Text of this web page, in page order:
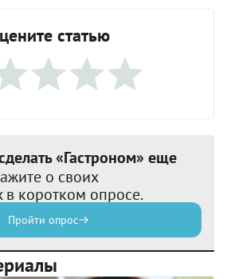
статью
«Гастроном» еще
о своих
в коротком опросе.
Пройти опрос